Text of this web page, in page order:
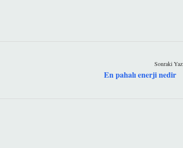
Sonraki
En pahalı enerji nedir